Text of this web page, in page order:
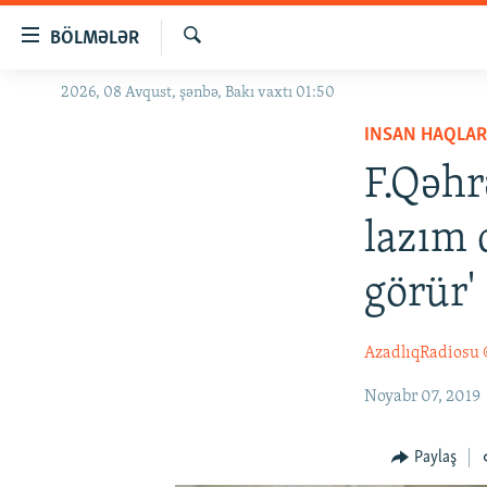
BÖLMƏLƏR
GÜNDƏM
Axtar
2026, 08 Avqust, şənbə, Bakı vaxtı 01:50
INSAN
lazım
görür'
AzadlıqRadiosu
Noyabr 07, 2019
Paylaş